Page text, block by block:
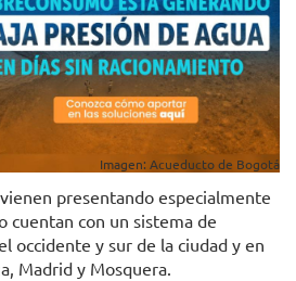
Imagen: Acueducto de Bogotá
presentando especialmente
cuentan con un sistema de
occidente y sur de la ciudad y en
Madrid y Mosquera.